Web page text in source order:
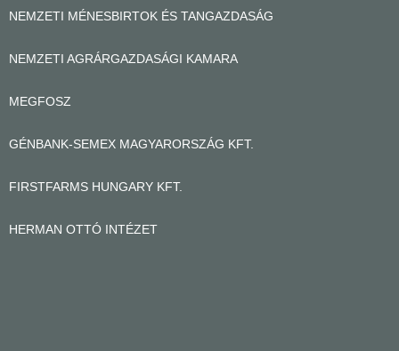
NEMZETI MÉNESBIRTOK ÉS TANGAZDASÁG
NEMZETI AGRÁRGAZDASÁGI KAMARA
MEGFOSZ
GÉNBANK-SEMEX MAGYARORSZÁG KFT.
FIRSTFARMS HUNGARY KFT.
HERMAN OTTÓ INTÉZET